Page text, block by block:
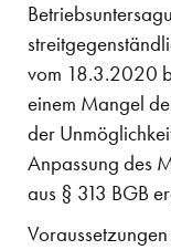
vom 18.3.2020
einem Mangel
der
Anpassung des
aus § 313 BGB